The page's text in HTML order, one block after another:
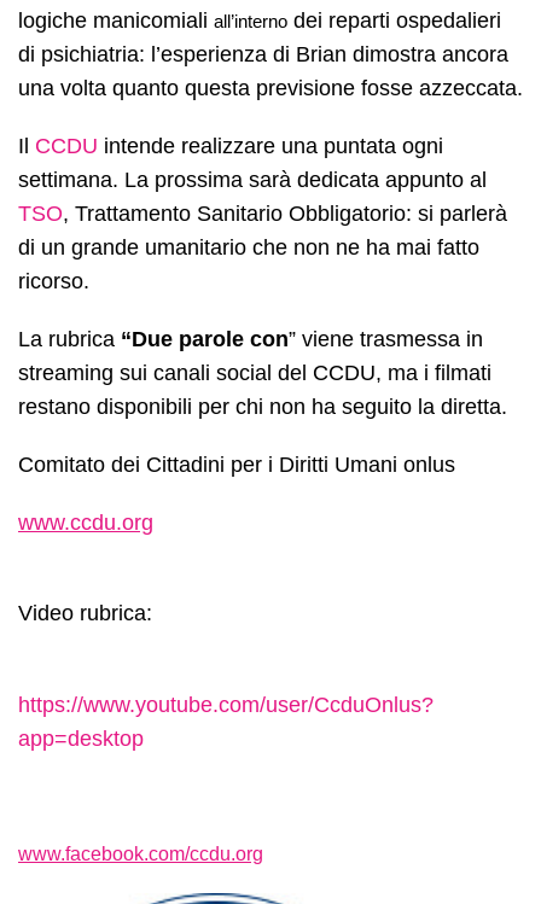
logiche manicomiali all’interno dei reparti ospedalieri
di psichiatria: l’esperienza di Brian dimostra ancora
una volta quanto questa previsione fosse azzeccata.
Il CCDU intende realizzare una puntata ogni
settimana. La prossima sarà dedicata appunto al
TSO, Trattamento Sanitario Obbligatorio: si parlerà
di un grande umanitario che non ne ha mai fatto
ricorso.
La rubrica “Due parole con” viene trasmessa in
streaming sui canali social del CCDU, ma i filmati
restano disponibili per chi non ha seguito la diretta.
Comitato dei Cittadini per i Diritti Umani onlus
www.ccdu.org
Video rubrica:
https://www.youtube.com/user/CcduOnlus?
app=desktop
www.facebook.com/ccdu.org